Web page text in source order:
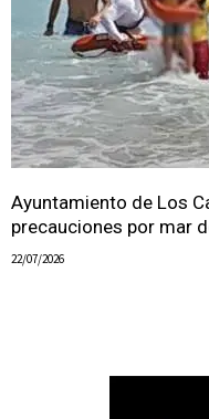
Ayuntamiento de Los
precauciones por mar
22/07/2026